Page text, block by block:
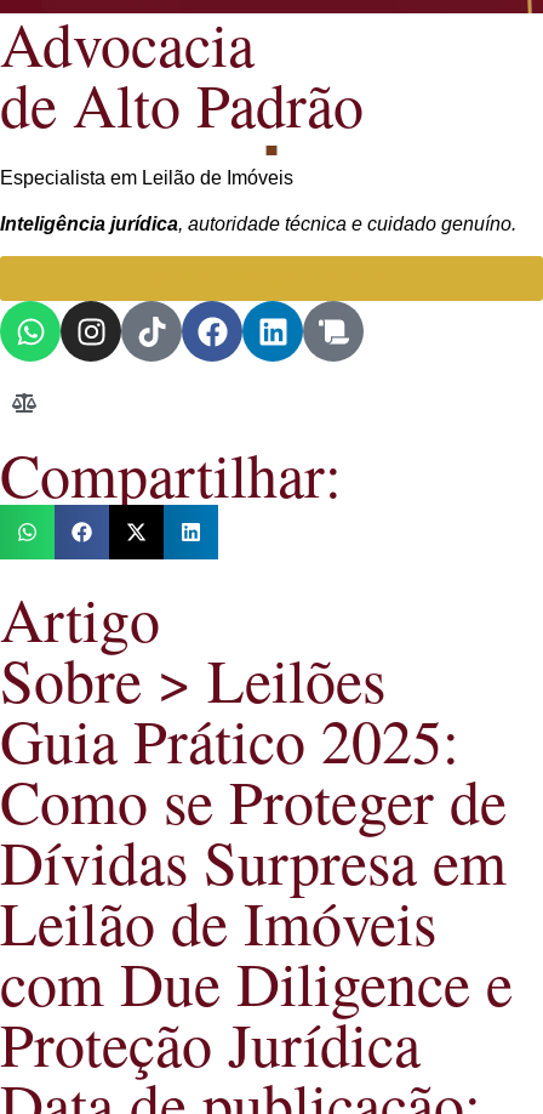
Advocacia
de Alto Padrão
Especialista em Leilão de Imóveis
Inteligência jurídica, autoridade técnica e cuidado genuíno.
Compartilhar:
Artigo
Sobre > Leilões
Guia Prático 2025:
Como se Proteger de
Dívidas Surpresa em
Leilão de Imóveis
com Due Diligence e
Proteção Jurídica